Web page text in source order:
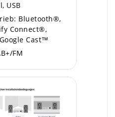
USB
Bluetooth®,
Connect®,
Cast™
FM